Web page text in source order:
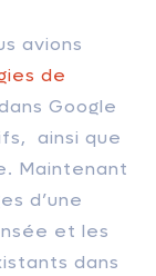
avions
de
Google
ainsi que
Maintenant
d’une
et les
dans